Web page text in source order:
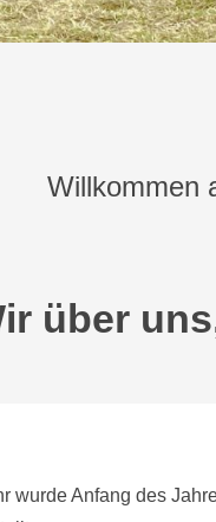
Willkommen
über
wurde Anfang des